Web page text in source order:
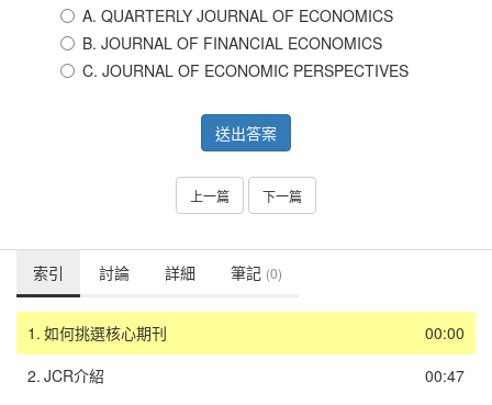
A. QUARTERLY JOURNAL OF ECONOMICS
B. JOURNAL OF FINANCIAL ECONOMICS
C. JOURNAL OF ECONOMIC PERSPECTIVES
送出答案
上一篇 下一篇
索引 討論 詳細 筆記 (0)
00:00
1. 如何挑選核心期刊
00:47
2. JCR介紹